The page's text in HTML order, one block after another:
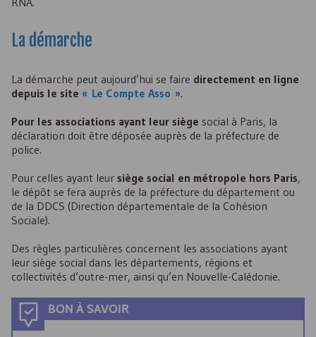
La démarche
La démarche peut aujourd’hui se faire directement en ligne
depuis le site « Le Compte Asso ».
Pour les associations ayant leur siège social à Paris, la
déclaration doit être déposée auprès de la préfecture de
police.
Pour celles ayant leur siège social en métropole hors Paris,
le dépôt se fera auprès de la préfecture du département ou
de la DDCS (Direction départementale de la Cohésion
Sociale).
Des règles particulières concernent les associations ayant
leur siège social dans les départements, régions et
collectivités d’outre-mer, ainsi qu’en Nouvelle-Calédonie.
BON À SAVOIR